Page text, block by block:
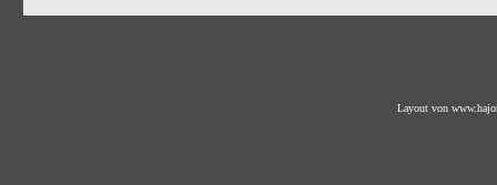
Layout von